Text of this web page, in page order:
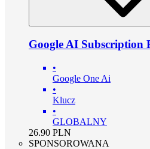
Google AI Subscription
•
Google One Ai
•
Klucz
•
GLOBALNY
26.90 PLN
SPONSOROWANA